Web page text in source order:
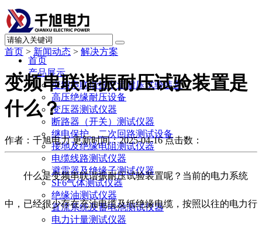
首页
产品展示
变频串联谐振交流耐压试验装置
高压绝缘耐压设备
变压器测试仪器
断路器（开关）测试仪器
继电保护、二次回路测试设备
接地及绝缘电阻测试仪器
电缆线路测试仪器
避雷器及绝缘子测试仪器
SF6气体测试仪器
绝缘油测试仪器
直流系统及蓄电池测试仪器
电力计量测试仪器
首页 > 新闻动态 > 解决方案
变频串联谐振耐压试验装置是
什么？
作者：千旭电力 更新时间：2025-04-16 点击数：
什么是变频串联谐振耐压试验装置呢？当前的电力系统
中，已经很少存在充油电缆及纸绝缘电缆，按照以往的电力行